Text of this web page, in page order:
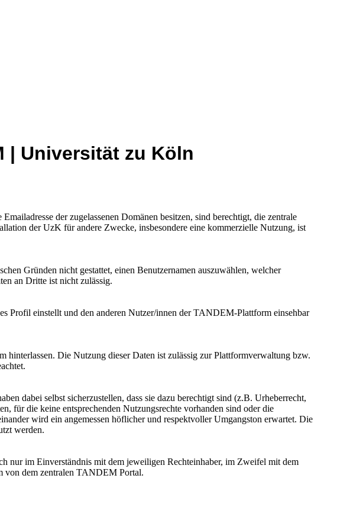
| Universität zu Köln
der zugelassenen Domänen besitzen, sind berechtigt, die zentrale
der UzK für andere Zwecke, insbesondere eine kommerzielle Nutzung, ist
Gründen nicht gestattet, einen Benutzernamen auszuwählen, welcher
an Dritte ist nicht zulässig.
Profil einstellt und den anderen Nutzer/innen der TANDEM-Plattform einsehbar
Die Nutzung dieser Daten ist zulässig zur Plattformverwaltung bzw.
dabei selbst sicherzustellen, dass sie dazu berechtigt sind (z.B. Urheberrecht,
für die keine entsprechenden Nutzungsrechte vorhanden sind oder die
wird ein angemessen höflicher und respektvoller Umgangston erwartet. Die
werden.
nur im Einverständnis mit dem jeweiligen Rechteinhaber, im Zweifel mit dem
von dem zentralen TANDEM Portal.